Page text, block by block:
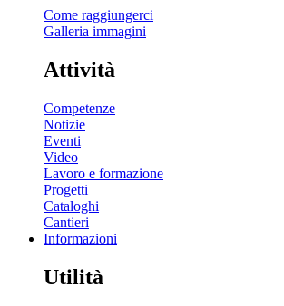
Come raggiungerci
Galleria immagini
Attività
Competenze
Notizie
Eventi
Video
Lavoro e formazione
Progetti
Cataloghi
Cantieri
Informazioni
Utilità